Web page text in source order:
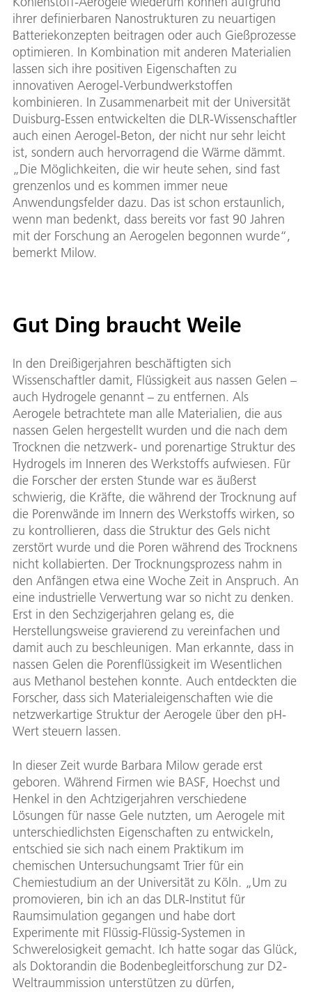
ihrer definierbaren Nanostrukturen zu neuartigen
Batteriekonzepten beitragen oder auch Gießprozesse
optimieren. In Kombination mit anderen Materialien
lassen sich ihre positiven Eigenschaften zu
innovativen Aerogel-Verbundwerkstoffen
kombinieren. In Zusammenarbeit mit der Universität
Duisburg-Essen entwickelten die DLR-Wissenschaftler
auch einen Aerogel-Beton, der nicht nur sehr leicht
ist, sondern auch hervorragend die Wärme dämmt.
„Die Möglichkeiten, die wir heute sehen, sind fast
grenzenlos und es kommen immer neue
Anwendungsfelder dazu. Das ist schon erstaunlich,
wenn man bedenkt, dass bereits vor fast 90 Jahren
mit der Forschung an Aerogelen begonnen wurde“,
bemerkt Milow.
Gut Ding braucht Weile
In den Dreißigerjahren beschäftigten sich
Wissenschaftler damit, Flüssigkeit aus nassen Gelen –
auch Hydrogele genannt – zu entfernen. Als
Aerogele betrachtete man alle Materialien, die aus
nassen Gelen hergestellt wurden und die nach dem
Trocknen die netzwerk- und porenartige Struktur des
Hydrogels im Inneren des Werkstoffs aufwiesen. Für
die Forscher der ersten Stunde war es äußerst
schwierig, die Kräfte, die während der Trocknung auf
die Porenwände im Innern des Werkstoffs wirken, so
zu kontrollieren, dass die Struktur des Gels nicht
zerstört wurde und die Poren während des Trocknens
nicht kollabierten. Der Trocknungsprozess nahm in
den Anfängen etwa eine Woche Zeit in Anspruch. An
eine industrielle Verwertung war so nicht zu denken.
Erst in den Sechzigerjahren gelang es, die
Herstellungsweise gravierend zu vereinfachen und
damit auch zu beschleunigen. Man erkannte, dass in
nassen Gelen die Porenflüssigkeit im Wesentlichen
aus Methanol bestehen konnte. Auch entdeckten die
Forscher, dass sich Materialeigenschaften wie die
netzwerkartige Struktur der Aerogele über den pH-
Wert steuern lassen.
In dieser Zeit wurde Barbara Milow gerade erst
geboren. Während Firmen wie BASF, Hoechst und
Henkel in den Achtzigerjahren verschiedene
Lösungen für nasse Gele nutzten, um Aerogele mit
unterschiedlichsten Eigenschaften zu entwickeln,
entschied sie sich nach einem Praktikum im
chemischen Untersuchungsamt Trier für ein
Chemiestudium an der Universität zu Köln. „Um zu
promovieren, bin ich an das DLR-Institut für
Raumsimulation gegangen und habe dort
Experimente mit Flüssig-Flüssig-Systemen in
Schwerelosigkeit gemacht. Ich hatte sogar das Glück,
als Doktorandin die Bodenbegleitforschung zur D2-
Weltraummission unterstützen zu dürfen,